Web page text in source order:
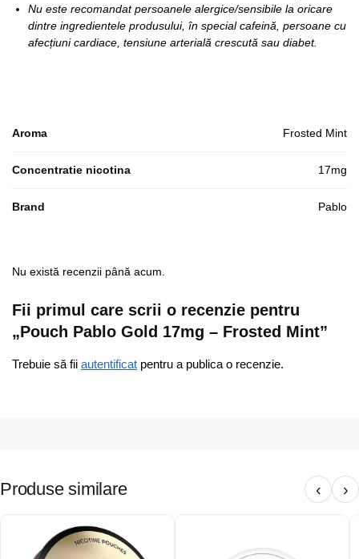
Nu este recomandat persoanele alergice/sensibile la oricare
dintre ingredientele produsului, în special cafeină, persoane cu
afecțiuni cardiace, tensiune arterială crescută sau diabet.
Aroma Frosted Mint
Concentratie nicotina 17mg
Brand Pablo
Nu există recenzii până acum.
Fii primul care scrii o recenzie pentru
„Pouch Pablo Gold 17mg – Frosted Mint”
Trebuie să fii autentificat pentru a publica o recenzie.
Produse similare ‹ ›